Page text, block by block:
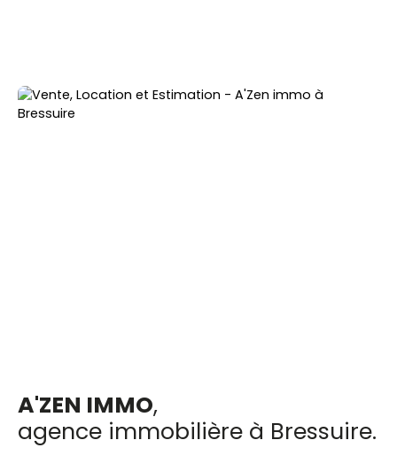
A'ZEN IMMO,
agence immobilière à Bressuire.